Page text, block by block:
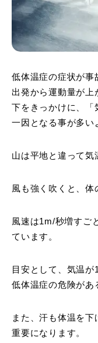
低体温症の症状が事
出発から運動量が
下をきっかけに、「
一因となる事が多い
山は平地と違って気
風も強く吹くと、体
風速は1m/秒増すご
ています。
目安として、気温が
低体温症の危険があ
また、汗も体温を
重要になります。